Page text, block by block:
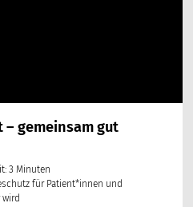
– gemeinsam gut
3 Minuten
für Patient*innen und